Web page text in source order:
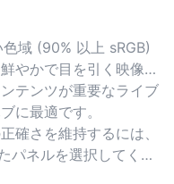
域 (90% 以上 sRGB)
やかで目を引く映像を
テンツが重要なライブ
に最適です。
確さを維持するには、
パネルを選択してくだ